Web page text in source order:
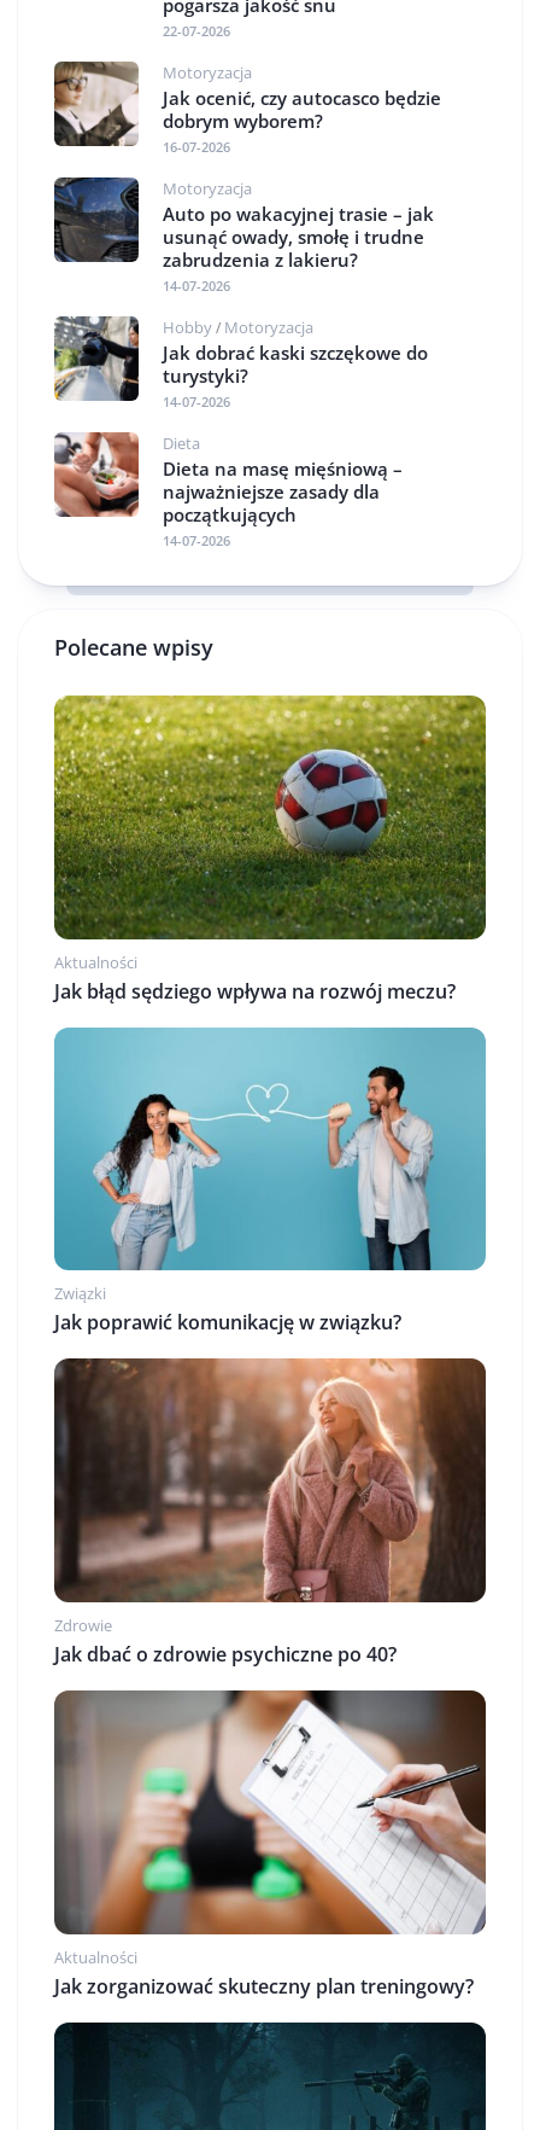
pogarsza jakość snu
22-07-2026
Motoryzacja
Jak ocenić, czy autocasco będzie
dobrym wyborem?
16-07-2026
Motoryzacja
Auto po wakacyjnej trasie – jak
usunąć owady, smołę i trudne
zabrudzenia z lakieru?
14-07-2026
Hobby/ Motoryzacja
Jak dobrać kaski szczękowe do
turystyki?
14-07-2026
Dieta
Dieta na masę mięśniową –
najważniejsze zasady dla
początkujących
14-07-2026
Polecane wpisy
Aktualności
Jak błąd sędziego wpływa na rozwój meczu?
Związki
Jak poprawić komunikację w związku?
Zdrowie
Jak dbać o zdrowie psychiczne po 40?
Aktualności
Jak zorganizować skuteczny plan treningowy?